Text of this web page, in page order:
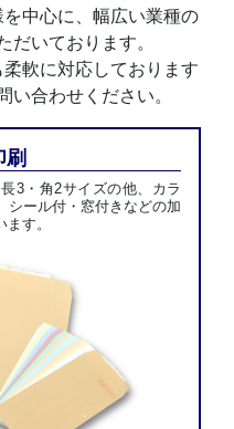
中心に、幅広い業種の
だいております。
軟に対応しております
い合わせください。
刷
3・角2サイズの他、カラ
シール付・窓付きなどの加
す。